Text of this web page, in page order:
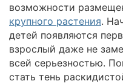
возможности
крупного растения.
детей появляются
взрослый даже не
всей серьезностью.
стать тень